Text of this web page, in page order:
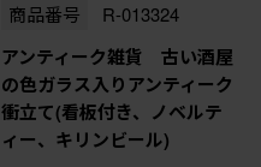
商品番号 R-013324
アンティーク雑貨 古い酒屋
の色ガラス入りアンティーク
衝立て(看板付き、ノベルテ
ィー、キリンビール)